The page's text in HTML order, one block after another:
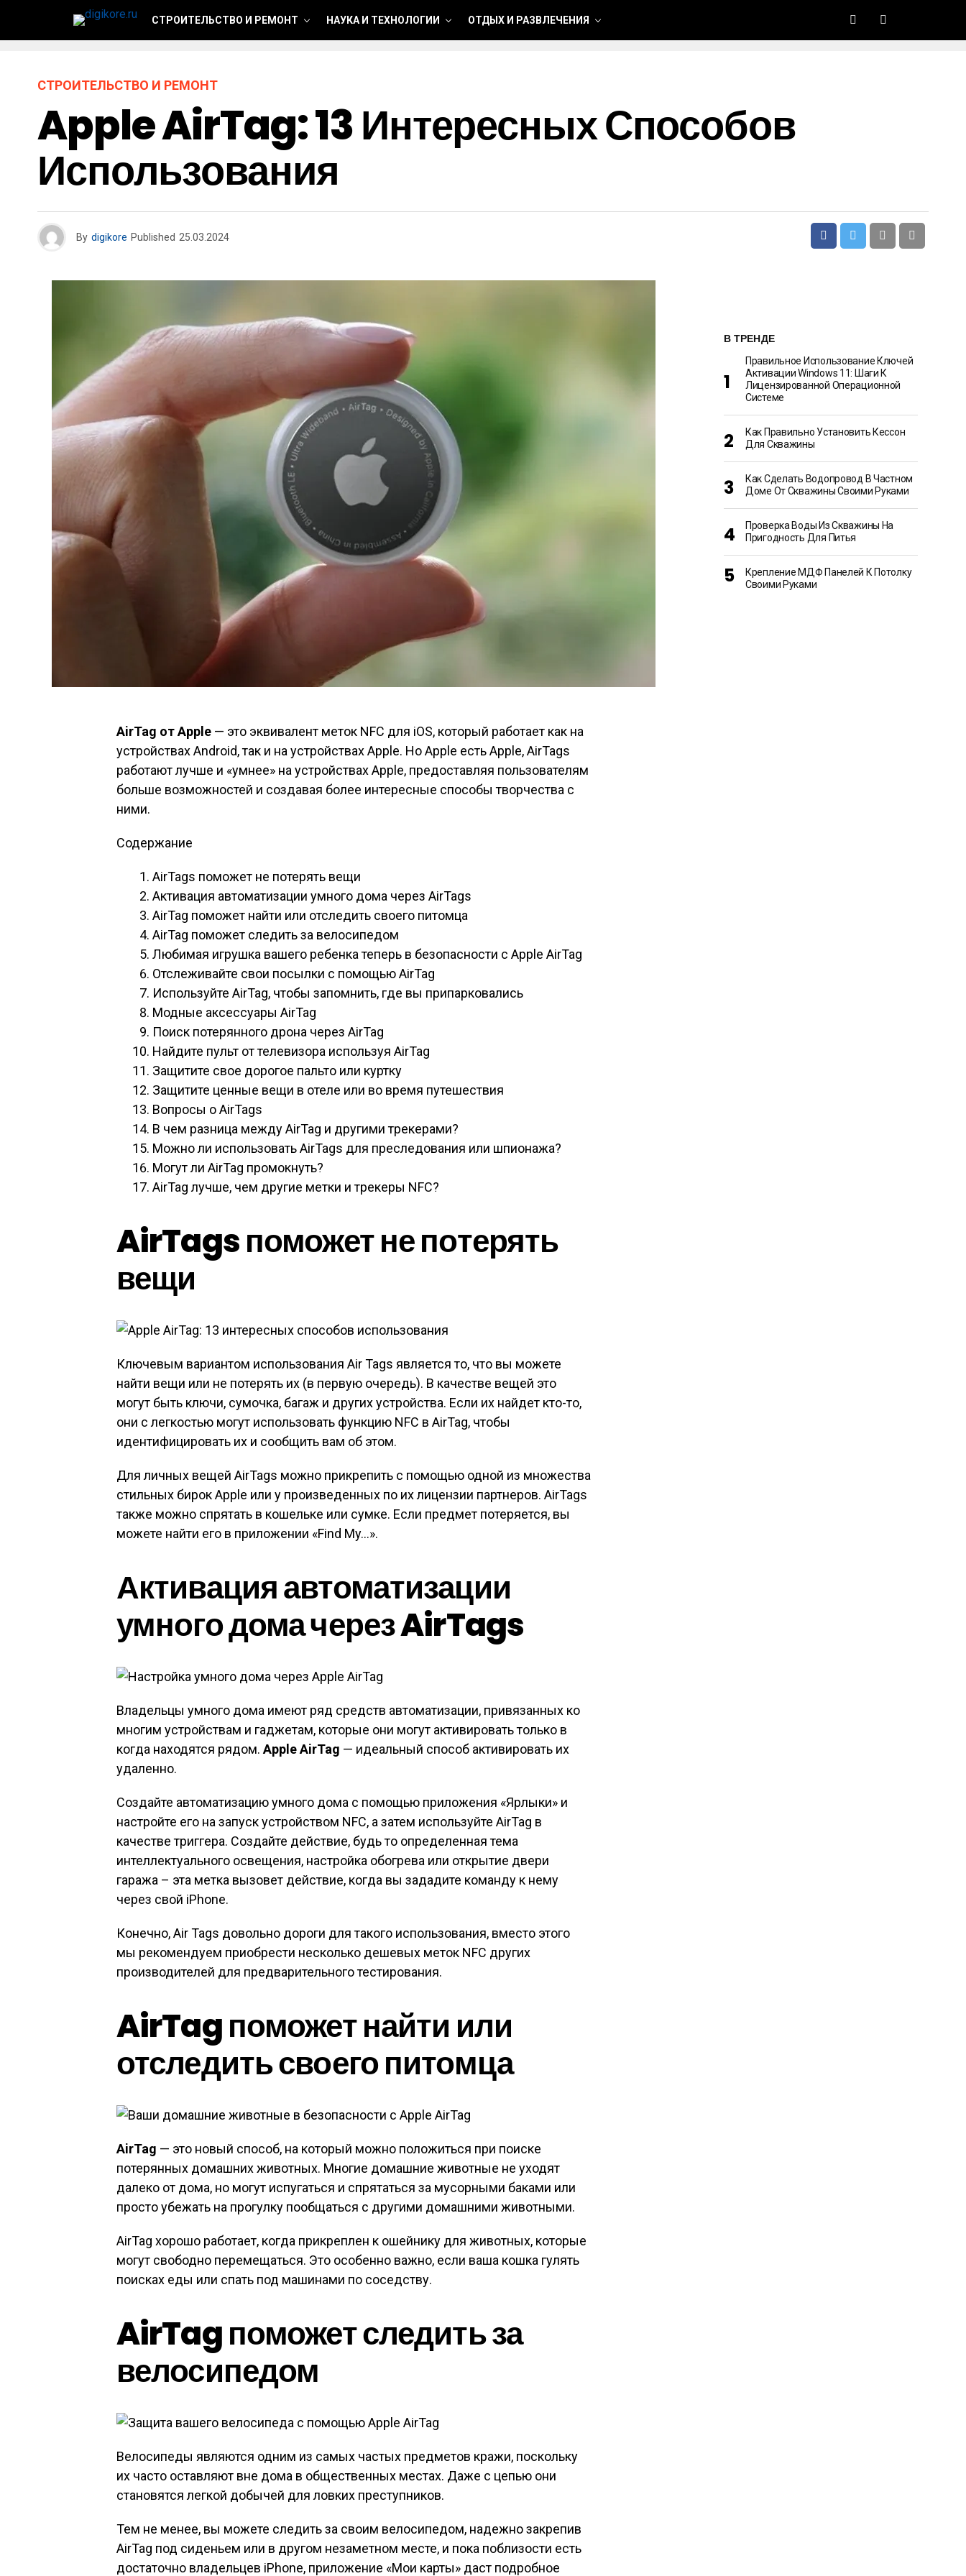
СТРОИТЕЛЬСТВО И РЕМОНТ НАУКА И ТЕХНОЛОГИИ ОТДЫХ И РАЗВЛЕЧЕНИЯ
СТРОИТЕЛЬСТВО И РЕМОНТ
Apple AirTag: 13 Интересных Способов
Использования
By digikore Published 25.03.2024
AirTag от Apple — это эквивалент меток NFC для iOS, который работает как на
устройствах Android, так и на устройствах Apple. Но Apple есть Apple, AirTags
работают лучше и «умнее» на устройствах Apple, предоставляя пользователям
больше возможностей и создавая более интересные способы творчества с
ними.
Содержание
AirTags поможет не потерять вещи
Активация автоматизации умного дома через AirTags
AirTag поможет найти или отследить своего питомца
AirTag поможет следить за велосипедом
Любимая игрушка вашего ребенка теперь в безопасности с Apple AirTag
Отслеживайте свои посылки с помощью AirTag
Используйте AirTag, чтобы запомнить, где вы припарковались
Модные аксессуары AirTag
Поиск потерянного дрона через AirTag
Найдите пульт от телевизора используя AirTag
Защитите свое дорогое пальто или куртку
Защитите ценные вещи в отеле или во время путешествия
Вопросы о AirTags
В чем разница между AirTag и другими трекерами?
Можно ли использовать AirTags для преследования или шпионажа?
Могут ли AirTag промокнуть?
AirTag лучше, чем другие метки и трекеры NFC?
AirTags поможет не потерять
вещи
Ключевым вариантом использования Air Tags является то, что вы можете
найти вещи или не потерять их (в первую очередь). В качестве вещей это
могут быть ключи, сумочка, багаж и других устройства. Если их найдет кто-то,
они с легкостью могут использовать функцию NFC в AirTag, чтобы
идентифицировать их и сообщить вам об этом.
Для личных вещей AirTags можно прикрепить с помощью одной из множества
стильных бирок Apple или у произведенных по их лицензии партнеров. AirTags
также можно спрятать в кошельке или сумке. Если предмет потеряется, вы
можете найти его в приложении «Find My…».
Активация автоматизации
умного дома через AirTags
Владельцы умного дома имеют ряд средств автоматизации, привязанных ко
многим устройствам и гаджетам, которые они могут активировать только в
когда находятся рядом. Apple AirTag — идеальный способ активировать их
удаленно.
Создайте автоматизацию умного дома с помощью приложения «Ярлыки» и
настройте его на запуск устройством NFC, а затем используйте AirTag в
качестве триггера. Создайте действие, будь то определенная тема
интеллектуального освещения, настройка обогрева или открытие двери
гаража – эта метка вызовет действие, когда вы зададите команду к нему
через свой iPhone.
Конечно, Air Tags довольно дороги для такого использования, вместо этого
мы рекомендуем приобрести несколько дешевых меток NFC других
производителей для предварительного тестирования.
AirTag поможет найти или
отследить своего питомца
AirTag — это новый способ, на который можно положиться при поиске
потерянных домашних животных. Многие домашние животные не уходят
далеко от дома, но могут испугаться и спрятаться за мусорными баками или
просто убежать на прогулку пообщаться с другими домашними животными.
AirTag хорошо работает, когда прикреплен к ошейнику для животных, которые
могут свободно перемещаться. Это особенно важно, если ваша кошка гулять
поисках еды или спать под машинами по соседству.
AirTag поможет следить за
велосипедом
Велосипеды являются одним из самых частых предметов кражи, поскольку
их часто оставляют вне дома в общественных местах. Даже с цепью они
становятся легкой добычей для ловких преступников.
Тем не менее, вы можете следить за своим велосипедом, надежно закрепив
AirTag под сиденьем или в другом незаметном месте, и пока поблизости есть
достаточно владельцев iPhone, приложение «Мои карты» даст подробное
В ТРЕНДЕ
Правильное Использование Ключей
Активации Windows 11: Шаги К
Лицензированной Операционной
Системе
Как Правильно Установить Кессон
Для Скважины
Как Сделать Водопровод В Частном
Доме От Скважины Своими Руками
Проверка Воды Из Скважины На
Пригодность Для Питья
Крепление МДФ Панелей К Потолку
Своими Руками